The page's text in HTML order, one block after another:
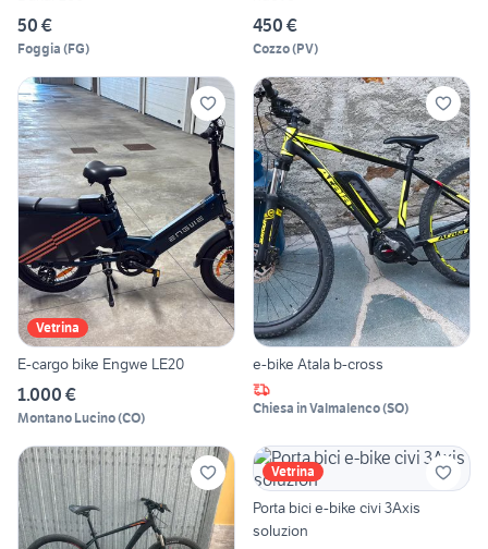
50 €
Foggia (FG)
450 €
Cozzo(PV)
Vetrina
E-cargo bike Engwe LE20
1.000 €
Montano Lucino(CO)
e-bike Atala b-cross
Chiesa in Valmalenco(SO)
Vetrina
Porta bici e-bike civi 3Axis
soluzion